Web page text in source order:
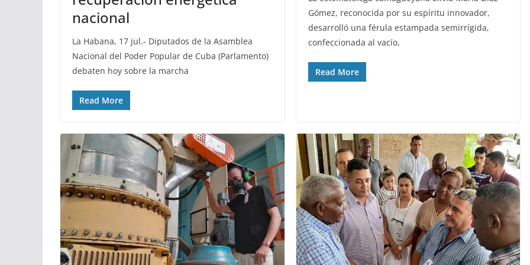
nacional
La Habana, 17 jul.- Diputados de la Asamblea
Nacional del Poder Popular de Cuba (Parlamento)
debaten hoy sobre la marcha
Read More
Gómez, reconocida por su espíritu innovador,
desarrolló una férula estampada semirrígida,
confeccionada al vacío,
Read More